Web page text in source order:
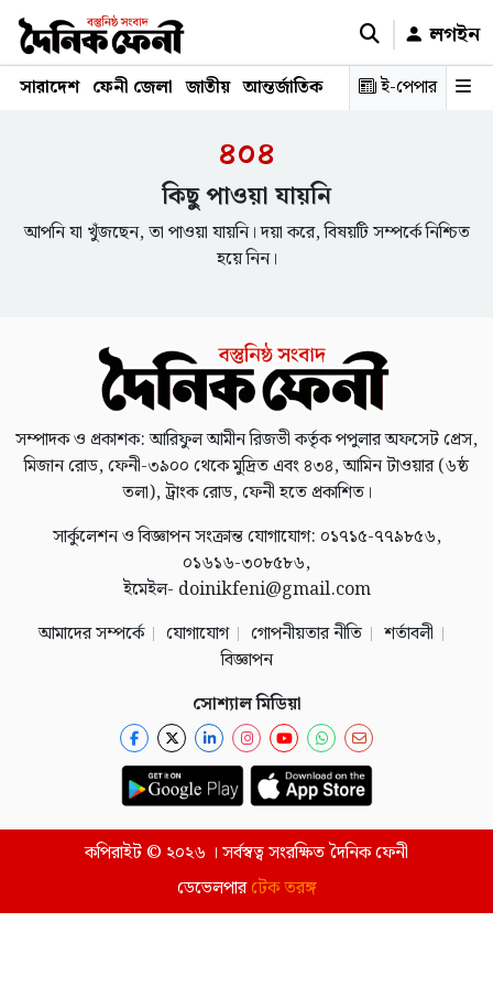
লগইন
সারাদেশ ফেনী জেলা জাতীয় আন্তর্জাতিক রাজনীতি স্বাস্থ্য শিক্ষা
ই-পেপার
৪০৪
কিছু পাওয়া যায়নি
আপনি যা খুঁজছেন, তা পাওয়া যায়নি। দয়া করে, বিষয়টি সম্পর্কে নিশ্চিত
হয়ে নিন।
সম্পাদক ও প্রকাশক: আরিফুল আমীন রিজভী কর্তৃক পপুলার অফসেট প্রেস,
মিজান রোড, ফেনী-৩৯০০ থেকে মুদ্রিত এবং ৪৩৪, আমিন টাওয়ার (৬ষ্ঠ
তলা), ট্রাংক রোড, ফেনী হতে প্রকাশিত।
সার্কুলেশন ও বিজ্ঞাপন সংক্রান্ত যোগাযোগ: ০১৭১৫-৭৭৯৮৫৬,
০১৬১৬-৩০৮৫৮৬,
ইমেইল- doinikfeni@gmail.com
আমাদের সম্পর্কে
যোগাযোগ গোপনীয়তার নীতি
শর্তাবলী
বিজ্ঞাপন
সোশ্যাল মিডিয়া
কপিরাইট © ২০২৬ । সর্বস্বত্ব সংরক্ষিত দৈনিক ফেনী
ডেভেলপারটেক তরঙ্গ